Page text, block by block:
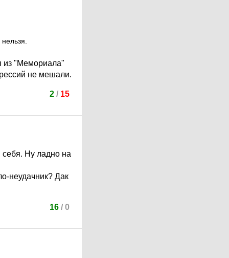
из "Мемориала"
не мешали.
2 / 15
Ну ладно на
неудачник? Дак
16 / 0